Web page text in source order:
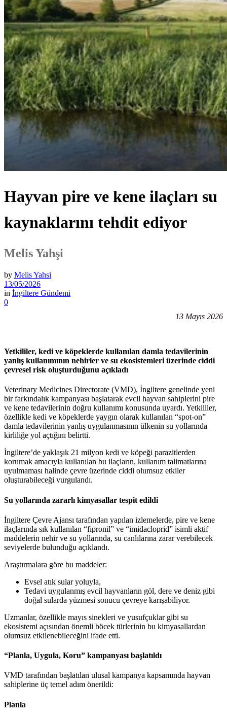
Hayvan pire ve kene ilaçları su
kaynaklarını tehdit ediyor
Melis Yahşi
by Melis Yahsi
13/05/2026
in İngiltere Gündemi
0
13 Mayıs 2026
Yetkililer, kedi ve köpeklerde kullanılan damla tedavilerinin
yanlış kullanımının nehirler ve su ekosistemleri üzerinde ciddi
çevresel risk oluşturduğunu açıkladı
Veterinary Medicines Directorate (VMD), İngiltere genelinde yeni
bir farkındalık kampanyası başlatarak evcil hayvan sahiplerini pire
ve kene tedavilerinin doğru kullanımı konusunda uyardı. Yetkililer,
özellikle kedi ve köpeklerde yaygın olarak kullanılan “spot-on”
damla tedavilerinin yanlış uygulanmasının ülkenin su yollarında
kirliliğe yol açtığını belirtti.
İngiltere’de yaklaşık 21 milyon kedi ve köpeği parazitlerden
korumak amacıyla kullanılan bu ilaçların, kullanım talimatlarına
uyulmaması halinde çevre üzerinde ciddi olumsuz etkiler
oluşturabileceği vurgulandı.
Su yollarında zararlı kimyasallar tespit edildi
İngiltere Çevre Ajansı tarafından yapılan izlemelerde, pire ve kene
ilaçlarında sık kullanılan “fipronil” ve “imidacloprid” isimli aktif
maddelerin nehir ve su yollarında, su canlılarına zarar verebilecek
seviyelerde bulunduğu açıklandı.
Araştırmalara göre bu maddeler:
Evsel atık sular yoluyla,
Tedavi uygulanmış evcil hayvanların göl, dere ve deniz gibi
doğal sularda yüzmesi sonucu çevreye karışabiliyor.
Uzmanlar, özellikle mayıs sinekleri ve yusufçuklar gibi su
ekosistemi açısından önemli böcek türlerinin bu kimyasallardan
olumsuz etkilenebileceğini ifade etti.
“Planla, Uygula, Koru” kampanyası başlatıldı
VMD tarafından başlatılan ulusal kampanya kapsamında hayvan
sahiplerine üç temel adım önerildi:
Planla